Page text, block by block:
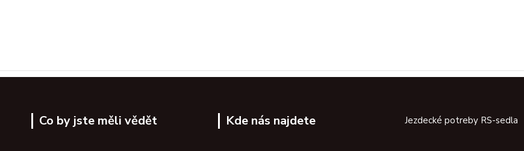
Co by jste měli vědět Kde nás najdete Jezdecké potreby RS-sedla